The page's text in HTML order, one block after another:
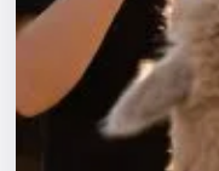
Артисты
Рейтинги